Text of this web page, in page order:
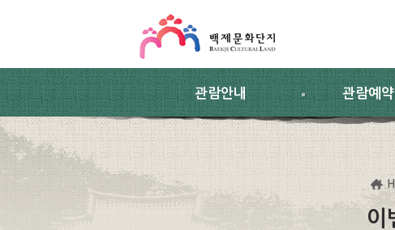
관람안내 관람예약
이